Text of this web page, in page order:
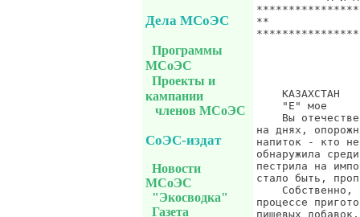
Дела МСоЭС
Программы
МСоЭС
Проекты и
кампании
членов МСоЭС
СоЭС-издат
Новости
МСоЭС
"Экосводка"
Газета